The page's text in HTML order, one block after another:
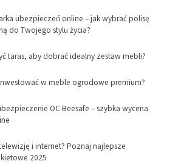
ubezpieczeń online – jak wybrać polisę
do Twojego stylu życia?
taras, aby dobrać idealny zestaw mebli?
w meble ogrodowe premium?
OC Beesafe – szybka wycena
i internet? Poznaj najlepsze
2025